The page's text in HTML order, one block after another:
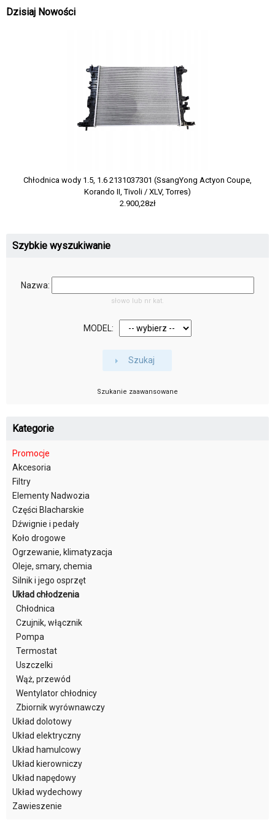
Dzisiaj Nowości
Chłodnica wody 1.5, 1.6 2131037301 (SsangYong Actyon Coupe,
Korando II, Tivoli / XLV, Torres)
2.900,28zł
Szybkie wyszukiwanie
Nazwa:
słowo lub nr kat.
MODEL:
Szukaj
Szukanie zaawansowane
Kategorie
Promocje
Akcesoria
Filtry
Elementy Nadwozia
Części Blacharskie
Dźwignie i pedały
Koło drogowe
Ogrzewanie, klimatyzacja
Oleje, smary, chemia
Silnik i jego osprzęt
Układ chłodzenia
Chłodnica
Czujnik, włącznik
Pompa
Termostat
Uszczelki
Wąż, przewód
Wentylator chłodnicy
Zbiornik wyrównawczy
Układ dolotowy
Układ elektryczny
Układ hamulcowy
Układ kierowniczy
Układ napędowy
Układ wydechowy
Zawieszenie